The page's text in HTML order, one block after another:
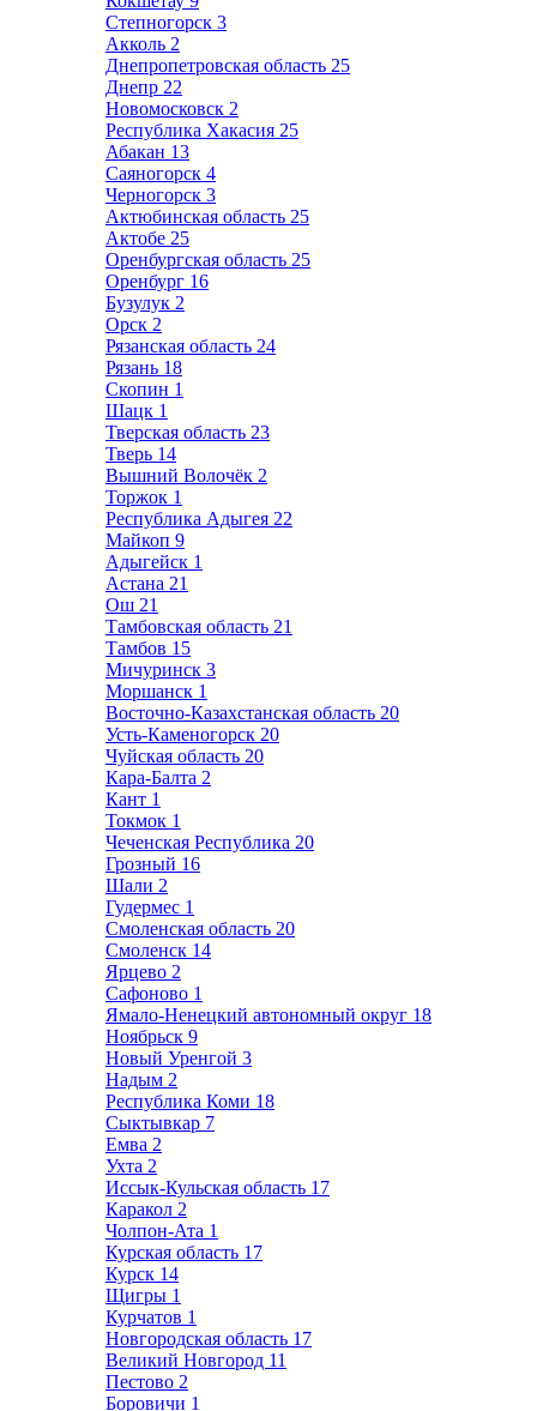
Степногорск 3
Акколь 2
Днепропетровская область 25
Днепр 22
Новомосковск 2
Республика Хакасия 25
Абакан 13
Саяногорск 4
Черногорск 3
Актюбинская область 25
Актобе 25
Оренбургская область 25
Оренбург 16
Бузулук 2
Орск 2
Рязанская область 24
Рязань 18
Скопин 1
Шацк 1
Тверская область 23
Тверь 14
Вышний Волочёк 2
Торжок 1
Республика Адыгея 22
Майкоп 9
Адыгейск 1
Астана 21
Ош 21
Тамбовская область 21
Тамбов 15
Мичуринск 3
Моршанск 1
Восточно-Казахстанская область 20
Усть-Каменогорск 20
Чуйская область 20
Кара-Балта 2
Кант 1
Токмок 1
Чеченская Республика 20
Грозный 16
Шали 2
Гудермес 1
Смоленская область 20
Смоленск 14
Ярцево 2
Сафоново 1
Ямало-Ненецкий автономный округ 18
Ноябрьск 9
Новый Уренгой 3
Надым 2
Республика Коми 18
Сыктывкар 7
Емва 2
Ухта 2
Иссык-Кульская область 17
Каракол 2
Чолпон-Ата 1
Курская область 17
Курск 14
Щигры 1
Курчатов 1
Новгородская область 17
Великий Новгород 11
Пестово 2
Боровичи 1